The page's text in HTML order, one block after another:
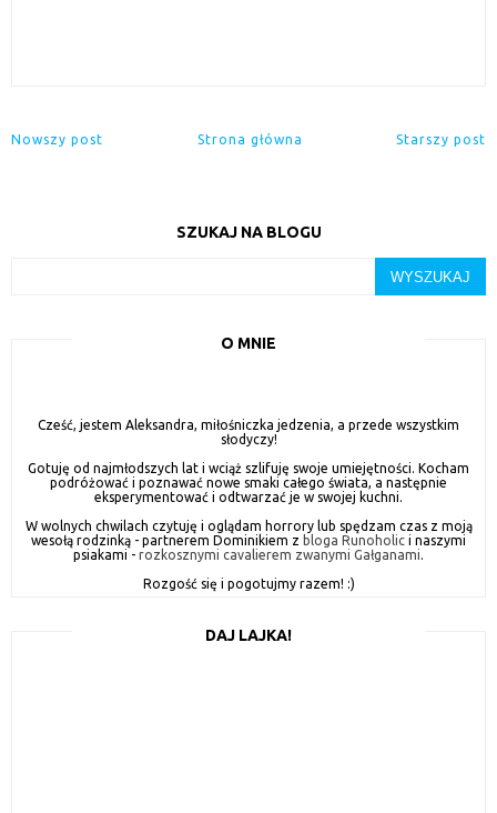
Nowszy post Starszy post
Strona główna
SZUKAJ NA BLOGU
O MNIE
Cześć, jestem Aleksandra, miłośniczka jedzenia, a przede wszystkim
słodyczy!
Gotuję od najmłodszych lat i wciąż szlifuję swoje umiejętności. Kocham
podróżować i poznawać nowe smaki całego świata, a następnie
eksperymentować i odtwarzać je w swojej kuchni.
W wolnych chwilach czytuję i oglądam horrory lub spędzam czas z moją
wesołą rodzinką - partnerem Dominikiem z bloga Runoholic i naszymi
psiakami - rozkosznymi cavalierem zwanymi Gałganami.
Rozgość się i pogotujmy razem! :)
DAJ LAJKA!